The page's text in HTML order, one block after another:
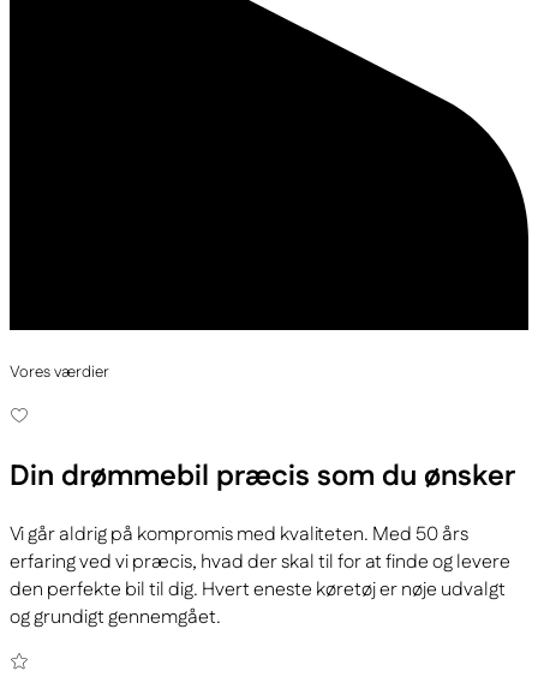
Vores værdier
Din drømmebil præcis som du ønsker
Vi går aldrig på kompromis med kvaliteten. Med 50 års
erfaring ved vi præcis, hvad der skal til for at finde og levere
den perfekte bil til dig. Hvert eneste køretøj er nøje udvalgt
og grundigt gennemgået.